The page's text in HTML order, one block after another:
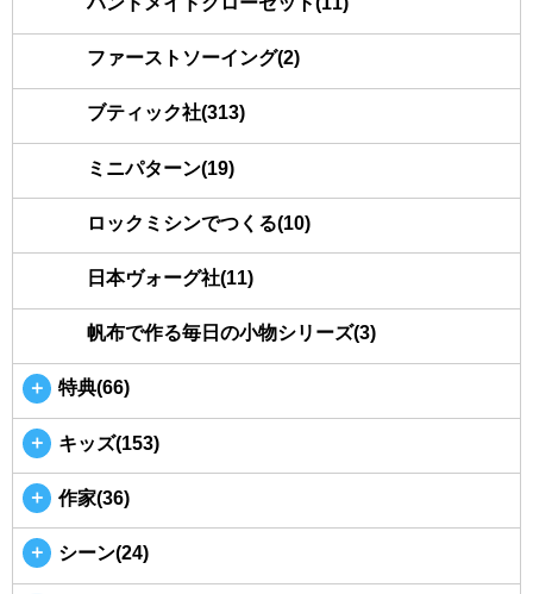
ファーストソーイング(2)
ブティック社(313)
ミニパターン(19)
ロックミシンでつくる(10)
日本ヴォーグ社(11)
帆布で作る毎日の小物シリーズ(3)
＋ 特典(66)
＋ キッズ(153)
＋ 作家(36)
＋ シーン(24)